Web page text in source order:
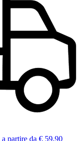
a partire da € 59,90